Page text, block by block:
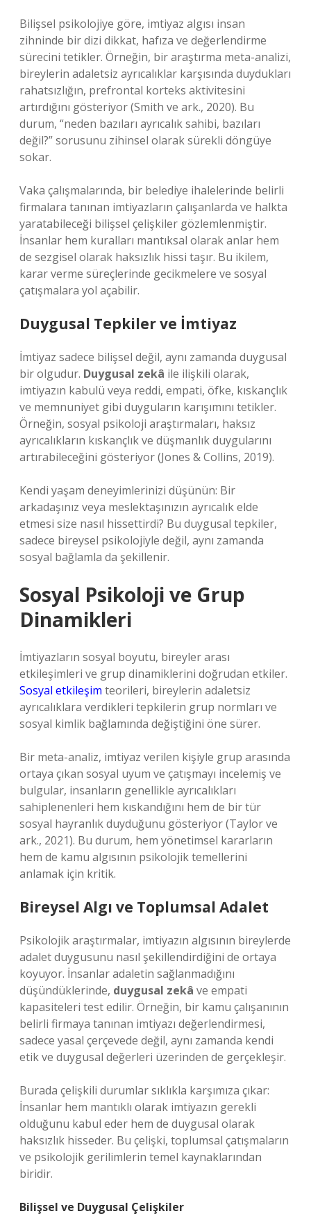
Bilişsel psikolojiye göre, imtiyaz algısı insan
zihninde bir dizi dikkat, hafıza ve değerlendirme
sürecini tetikler. Örneğin, bir araştırma meta-analizi,
bireylerin adaletsiz ayrıcalıklar karşısında duydukları
rahatsızlığın, prefrontal korteks aktivitesini
artırdığını gösteriyor (Smith ve ark., 2020). Bu
durum, “neden bazıları ayrıcalık sahibi, bazıları
değil?” sorusunu zihinsel olarak sürekli döngüye
sokar.
Vaka çalışmalarında, bir belediye ihalelerinde belirli
firmalara tanınan imtiyazların çalışanlarda ve halkta
yaratabileceği bilişsel çelişkiler gözlemlenmiştir.
İnsanlar hem kuralları mantıksal olarak anlar hem
de sezgisel olarak haksızlık hissi taşır. Bu ikilem,
karar verme süreçlerinde gecikmelere ve sosyal
çatışmalara yol açabilir.
Duygusal Tepkiler ve İmtiyaz
İmtiyaz sadece bilişsel değil, aynı zamanda duygusal
bir olgudur. Duygusal zekâ ile ilişkili olarak,
imtiyazın kabulü veya reddi, empati, öfke, kıskançlık
ve memnuniyet gibi duyguların karışımını tetikler.
Örneğin, sosyal psikoloji araştırmaları, haksız
ayrıcalıkların kıskançlık ve düşmanlık duygularını
artırabileceğini gösteriyor (Jones & Collins, 2019).
Kendi yaşam deneyimlerinizi düşünün: Bir
arkadaşınız veya meslektaşınızın ayrıcalık elde
etmesi size nasıl hissettirdi? Bu duygusal tepkiler,
sadece bireysel psikolojiyle değil, aynı zamanda
sosyal bağlamla da şekillenir.
Sosyal Psikoloji ve Grup
Dinamikleri
İmtiyazların sosyal boyutu, bireyler arası
etkileşimleri ve grup dinamiklerini doğrudan etkiler.
Sosyal etkileşim teorileri, bireylerin adaletsiz
ayrıcalıklara verdikleri tepkilerin grup normları ve
sosyal kimlik bağlamında değiştiğini öne sürer.
Bir meta-analiz, imtiyaz verilen kişiyle grup arasında
ortaya çıkan sosyal uyum ve çatışmayı incelemiş ve
bulgular, insanların genellikle ayrıcalıkları
sahiplenenleri hem kıskandığını hem de bir tür
sosyal hayranlık duyduğunu gösteriyor (Taylor ve
ark., 2021). Bu durum, hem yönetimsel kararların
hem de kamu algısının psikolojik temellerini
anlamak için kritik.
Bireysel Algı ve Toplumsal Adalet
Psikolojik araştırmalar, imtiyazın algısının bireylerde
adalet duygusunu nasıl şekillendirdiğini de ortaya
koyuyor. İnsanlar adaletin sağlanmadığını
düşündüklerinde, duygusal zekâ ve empati
kapasiteleri test edilir. Örneğin, bir kamu çalışanının
belirli firmaya tanınan imtiyazı değerlendirmesi,
sadece yasal çerçevede değil, aynı zamanda kendi
etik ve duygusal değerleri üzerinden de gerçekleşir.
Burada çelişkili durumlar sıklıkla karşımıza çıkar:
İnsanlar hem mantıklı olarak imtiyazın gerekli
olduğunu kabul eder hem de duygusal olarak
haksızlık hisseder. Bu çelişki, toplumsal çatışmaların
ve psikolojik gerilimlerin temel kaynaklarından
biridir.
Bilişsel ve Duygusal Çelişkiler